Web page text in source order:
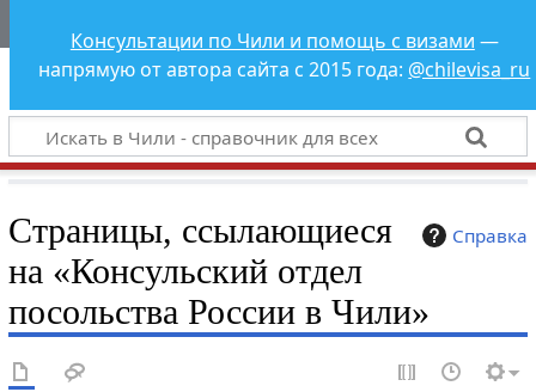
Чили - справочник
для всех
Консультации по Чили и помощь с визами —
напрямую от автора сайта с 2015 года: @chilevisa_ru
Справка
Страницы, ссылающиеся
на «Консульский отдел
посольства России в Чили»